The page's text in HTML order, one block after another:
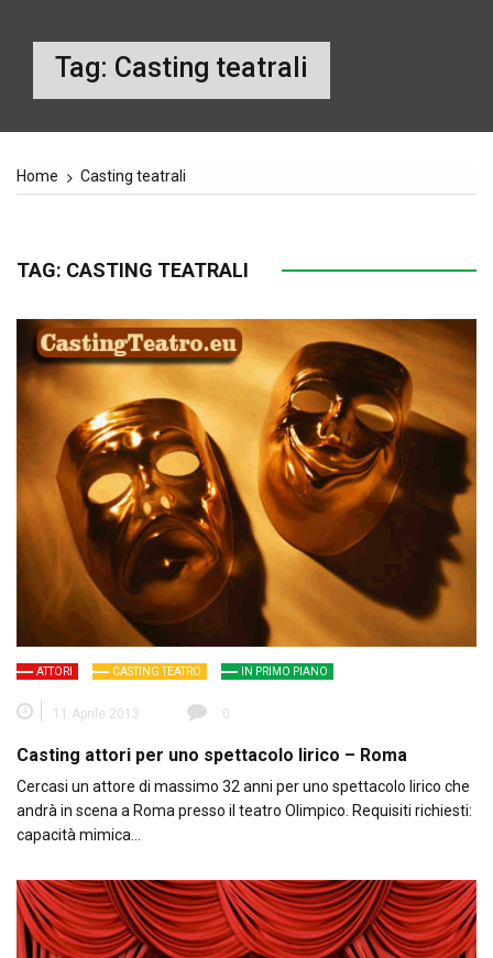
Tag: Casting teatrali
Home Casting teatrali
TAG: CASTING TEATRALI
ATTORI CASTING TEATRO IN PRIMO PIANO
11 Aprile 2013 0
Casting attori per uno spettacolo lirico – Roma
Cercasi un attore di massimo 32 anni per uno spettacolo lirico che
andrà in scena a Roma presso il teatro Olimpico. Requisiti richiesti:
capacità mimica…